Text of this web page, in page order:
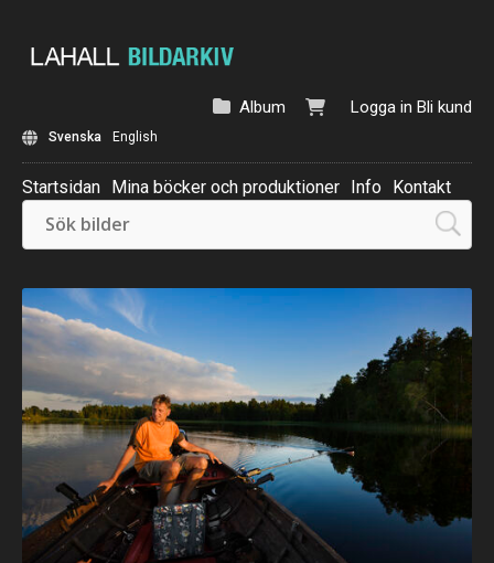
Logga in Bli kund
Album
Svenska English
Startsidan Mina böcker och produktioner Info Kontakt
Beställ: Kalender 2025